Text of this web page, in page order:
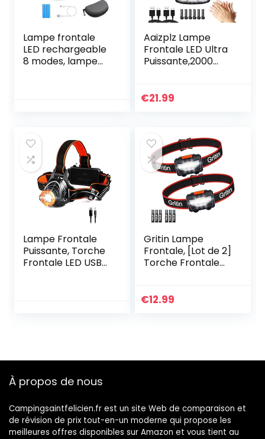
Lampe frontale
LED rechargeable
8 modes, lampe
camping, pêche,
cave, course,
randonnée
Aaizplz Lampe
Frontale LED Ultra
Puissante,2000
Frontale
De
Mouvement,Pour
Pêche,Camping,Cy
clisme,Running 2
Pièces
€21.99
Lampe Frontale
Puissante, Torche
Frontale LED USB
Course, Pêche,
etc.
Gritin Lampe
Frontale, [Lot de 2]
Torche Frontale
Réglable et Léger,
Piles AAA Inclus
€12.99
À propos de nous
Campingsaintfelicien.fr est un site Web de comparaison et
de révision de prix tout-en-un moderne qui propose les
meilleures offres disponibles sur Amazon et vous tient au